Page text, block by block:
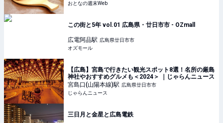
おとなの週末Web
この街と5年 vol.01 広島県・廿日市市 - OZmall
広電阿品駅 広島県廿日市市
オズモール
【広島】宮島で行きたい観光スポット8選！名所の厳島
神社やおすすめグルメも＜2024＞ ｜じゃらんニュース
宮島口(山陽本線)駅 広島県廿日市市
じゃらんニュース
三日月と金星と広島電鉄